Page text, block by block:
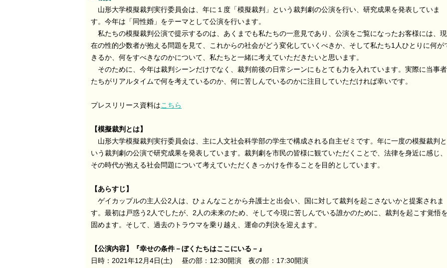
山形大学模擬裁判実行委員会は、年に１度「模擬裁判」という裁判劇の公演を行い、研究成果を発表していま
す。今年は「同性婚」をテーマとして公演を行います。
私たちの模擬裁判公演で提示するのは、あくまでも私たちの一意見であり、公演をご覧になったお客様には、現
在の性的少数者が抱える問題を見て、これからの社会がどう変化していくべきか、そして私たち1人ひとりに何が
きるか、何をすべきなのかについて、私たちと一緒に考えていただきたいと思います。
そのために、今年は裁判シーンだけでなく、裁判前後の日常シーンにもとても力を入れています。実際に当事者
たちがリアルタイムで何を考えているのか、何に苦しんでいるのかに注目していただければ幸いです。
プレスリリース資料はこちら
【模擬裁判とは】
山形大学模擬裁判実行委員会は、主に人文社会科学部の学生で構成される自主ゼミです。年に一度の模擬裁判と
いう裁判劇の公演で研究成果を発表しています。裁判劇を市民の皆様に観ていただくことで、法律を身近に感じ、
その時代が抱える社会問題について考えていただくきっかけを作ることを目的としています。
【あらすじ】
ゲイカップルの主人公2人は、ひょんなことから弁護士と出会い、国に対して裁判を起こさないかと提案されま
す。最初は戸惑う2人でしたが、2人の未来のため、そして今現に苦しんでいる誰かのために、裁判を起こす覚悟
固めます。そして、過去のトラウマを乗り越え、運命の判決を迎えます。
【公演内容】『幸せの条件－ぼくたちはここにいる－』
日時：2021年12月4日(土) 昼の部：12:30開演 夜の部：17:30開演